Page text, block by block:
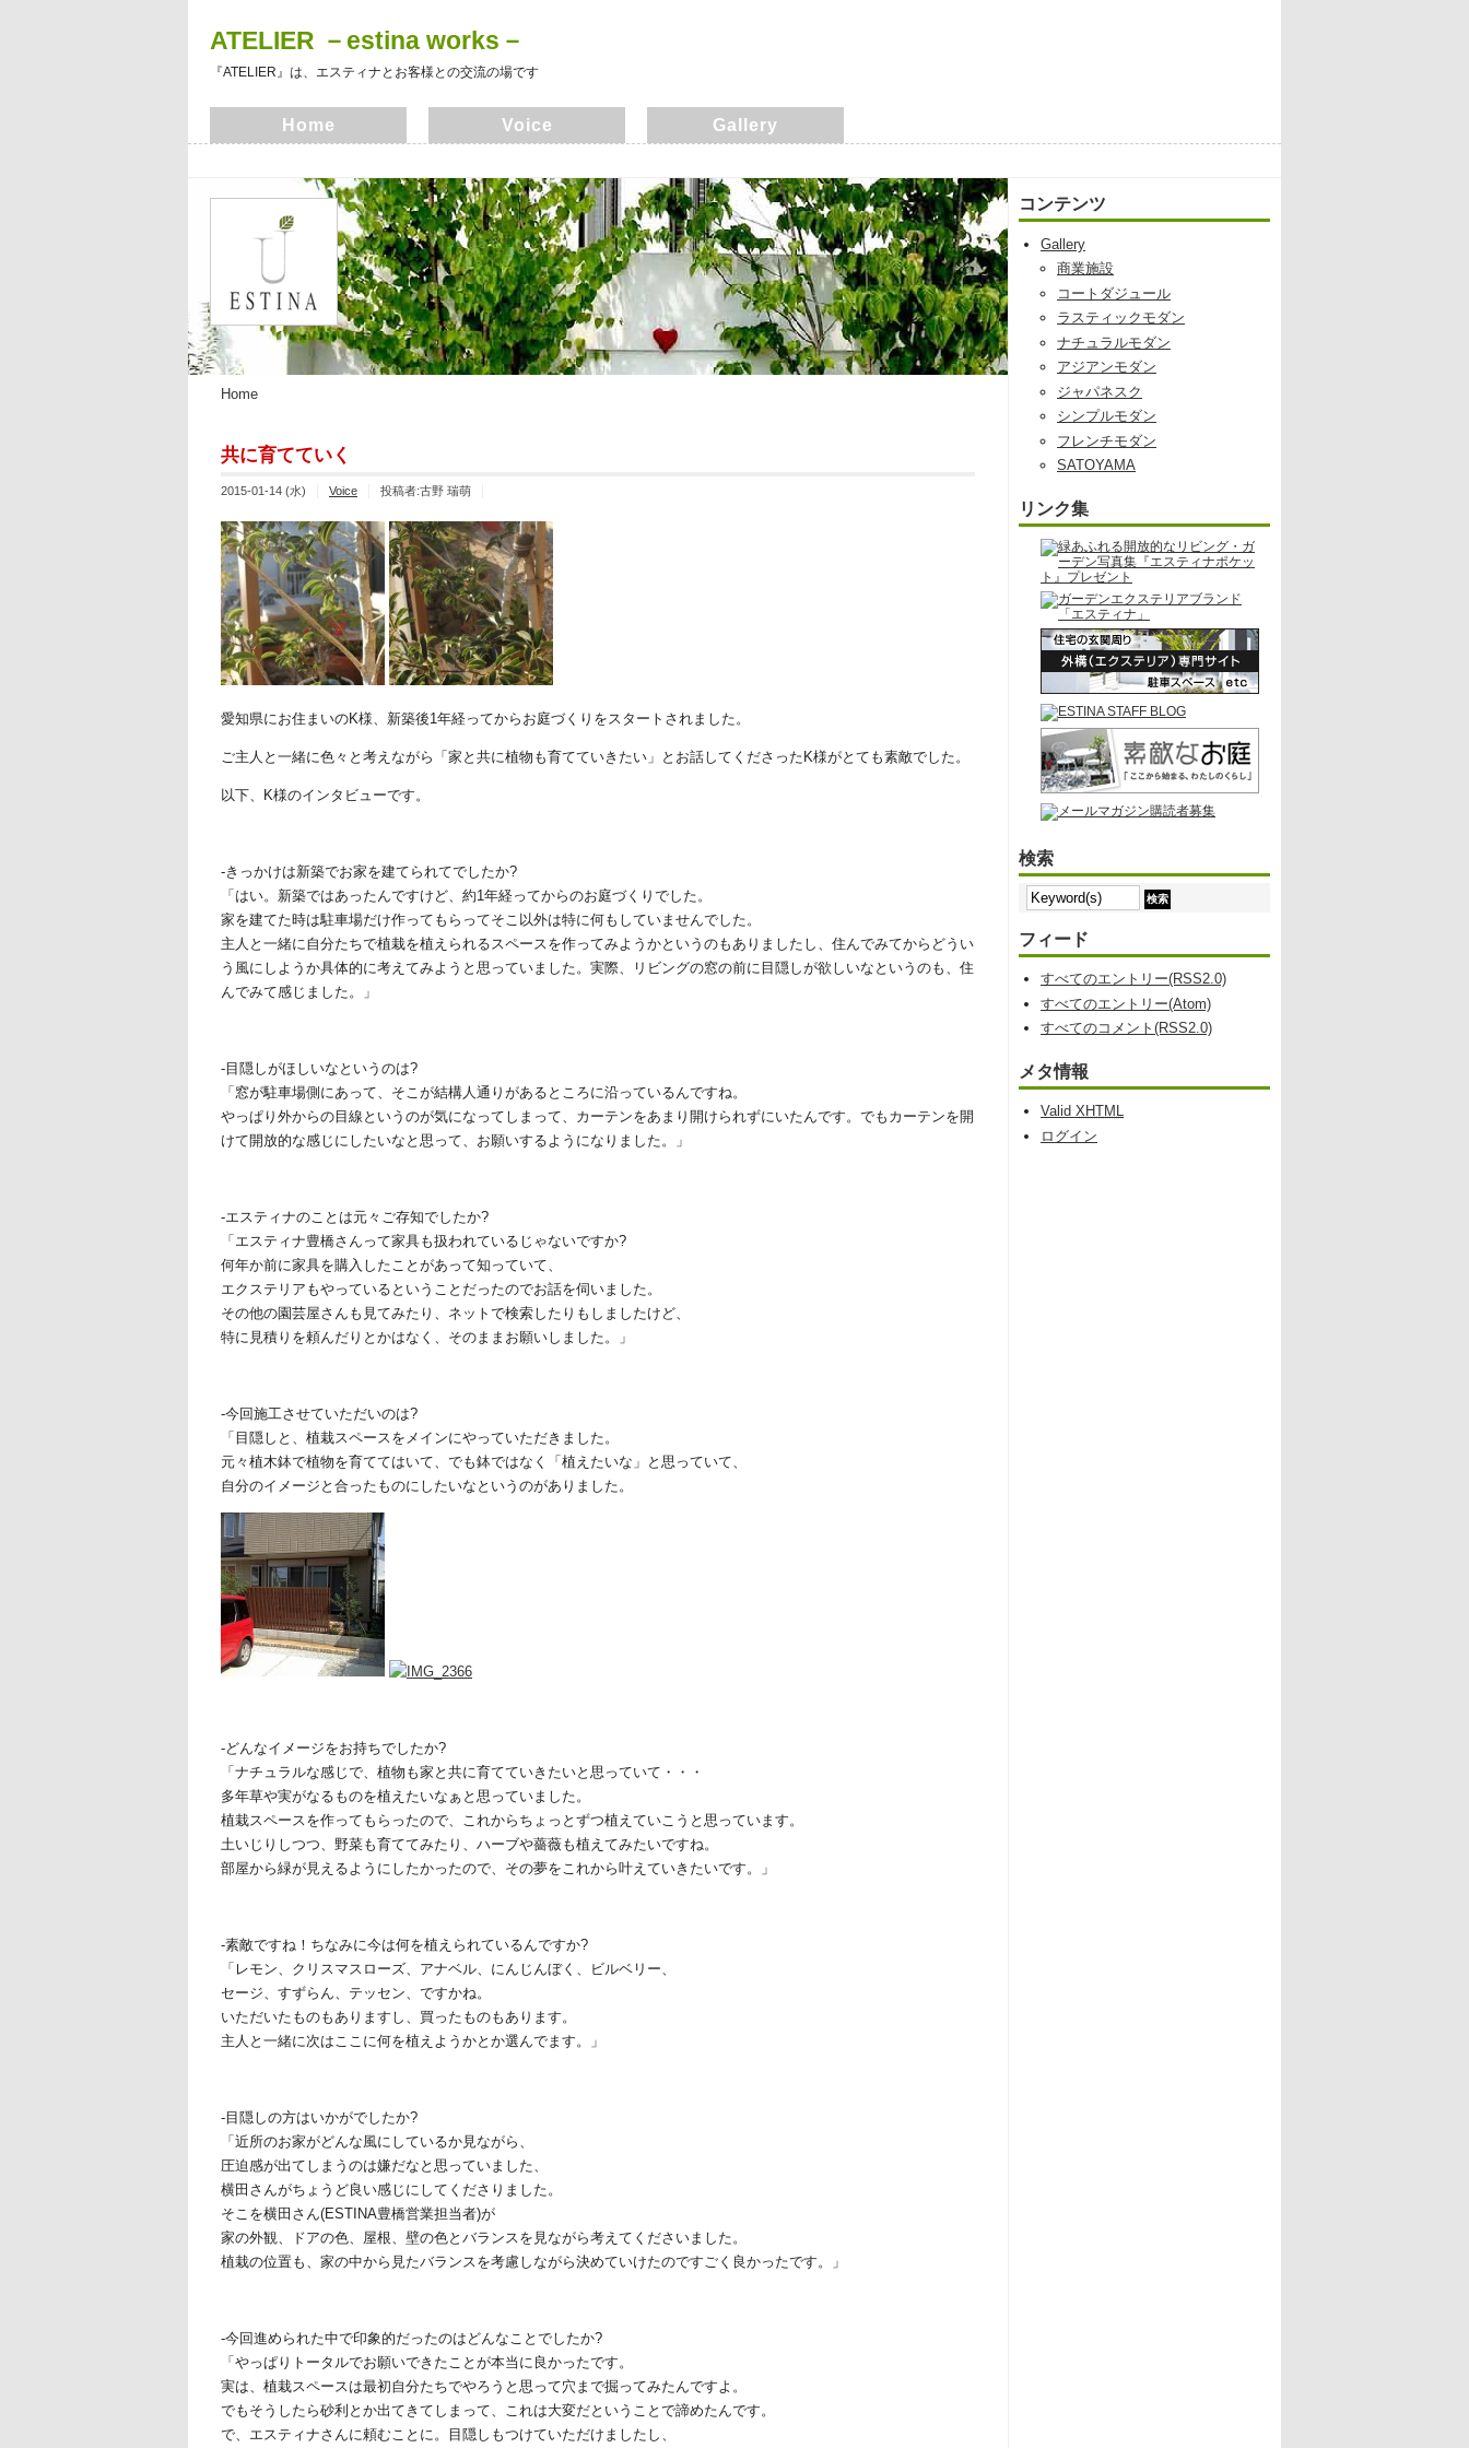
ATELIER －estina works－
『ATELIER』は、エスティナとお客様との交流の場です
Home Voice Gallery
Home
共に育てていく
2015-01-14 (水) Voice 投稿者:古野 瑞萌
愛知県にお住まいのK様、新築後1年経ってからお庭づくりをスタートされました。
ご主人と一緒に色々と考えながら「家と共に植物も育てていきたい」とお話してくださったK様がとても素敵でした。
以下、K様のインタビューです。
-きっかけは新築でお家を建てられてでしたか?
「はい。新築ではあったんですけど、約1年経ってからのお庭づくりでした。
家を建てた時は駐車場だけ作ってもらってそこ以外は特に何もしていませんでした。
主人と一緒に自分たちで植栽を植えられるスペースを作ってみようかというのもありましたし、住んでみてからどうい
う風にしようか具体的に考えてみようと思っていました。実際、リビングの窓の前に目隠しが欲しいなというのも、住
んでみて感じました。」
-目隠しがほしいなというのは?
「窓が駐車場側にあって、そこが結構人通りがあるところに沿っているんですね。
やっぱり外からの目線というのが気になってしまって、カーテンをあまり開けられずにいたんです。でもカーテンを開
けて開放的な感じにしたいなと思って、お願いするようになりました。」
-エスティナのことは元々ご存知でしたか?
「エスティナ豊橋さんって家具も扱われているじゃないですか?
何年か前に家具を購入したことがあって知っていて、
エクステリアもやっているということだったのでお話を伺いました。
その他の園芸屋さんも見てみたり、ネットで検索したりもしましたけど、
特に見積りを頼んだりとかはなく、そのままお願いしました。」
-今回施工させていただいのは?
「目隠しと、植栽スペースをメインにやっていただきました。
元々植木鉢で植物を育ててはいて、でも鉢ではなく「植えたいな」と思っていて、
自分のイメージと合ったものにしたいなというのがありました。
-どんなイメージをお持ちでしたか?
「ナチュラルな感じで、植物も家と共に育てていきたいと思っていて・・・
多年草や実がなるものを植えたいなぁと思っていました。
植栽スペースを作ってもらったので、これからちょっとずつ植えていこうと思っています。
土いじりしつつ、野菜も育ててみたり、ハーブや薔薇も植えてみたいですね。
部屋から緑が見えるようにしたかったので、その夢をこれから叶えていきたいです。」
-素敵ですね！ちなみに今は何を植えられているんですか?
「レモン、クリスマスローズ、アナベル、にんじんぼく、ビルベリー、
セージ、すずらん、テッセン、ですかね。
いただいたものもありますし、買ったものもあります。
主人と一緒に次はここに何を植えようかとか選んでます。」
-目隠しの方はいかがでしたか?
「近所のお家がどんな風にしているか見ながら、
圧迫感が出てしまうのは嫌だなと思っていました、
横田さんがちょうど良い感じにしてくださりました。
そこを横田さん(ESTINA豊橋営業担当者)が
家の外観、ドアの色、屋根、壁の色とバランスを見ながら考えてくださいました。
植栽の位置も、家の中から見たバランスを考慮しながら決めていけたのですごく良かったです。」
-今回進められた中で印象的だったのはどんなことでしたか?
「やっぱりトータルでお願いできたことが本当に良かったです。
実は、植栽スペースは最初自分たちでやろうと思って穴まで掘ってみたんですよ。
でもそうしたら砂利とか出てきてしまって、これは大変だということで諦めたんです。
で、エスティナさんに頼むことに。目隠しもつけていただけましたし、
コンテンツ
Gallery
商業施設
コートダジュール
ラスティックモダン
ナチュラルモダン
アジアンモダン
ジャパネスク
シンプルモダン
フレンチモダン
SATOYAMA
リンク集
検索
フィード
すべてのエントリー(RSS2.0)
すべてのエントリー(Atom)
すべてのコメント(RSS2.0)
メタ情報
Valid XHTML
ログイン